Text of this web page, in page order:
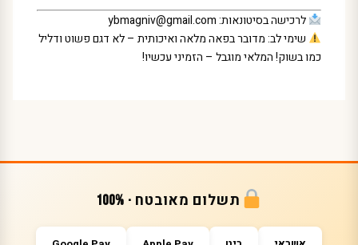
לרכישה בסיטונאות:ybmagniv@gmail.com
שימי לב: מדובר בפאה מלאה ואיכותית – לא דגם פשוט ודליל
כמו בשוק! המלאי מוגבל – הזמיני עכשיו!
תשלום מאובטח · 100%